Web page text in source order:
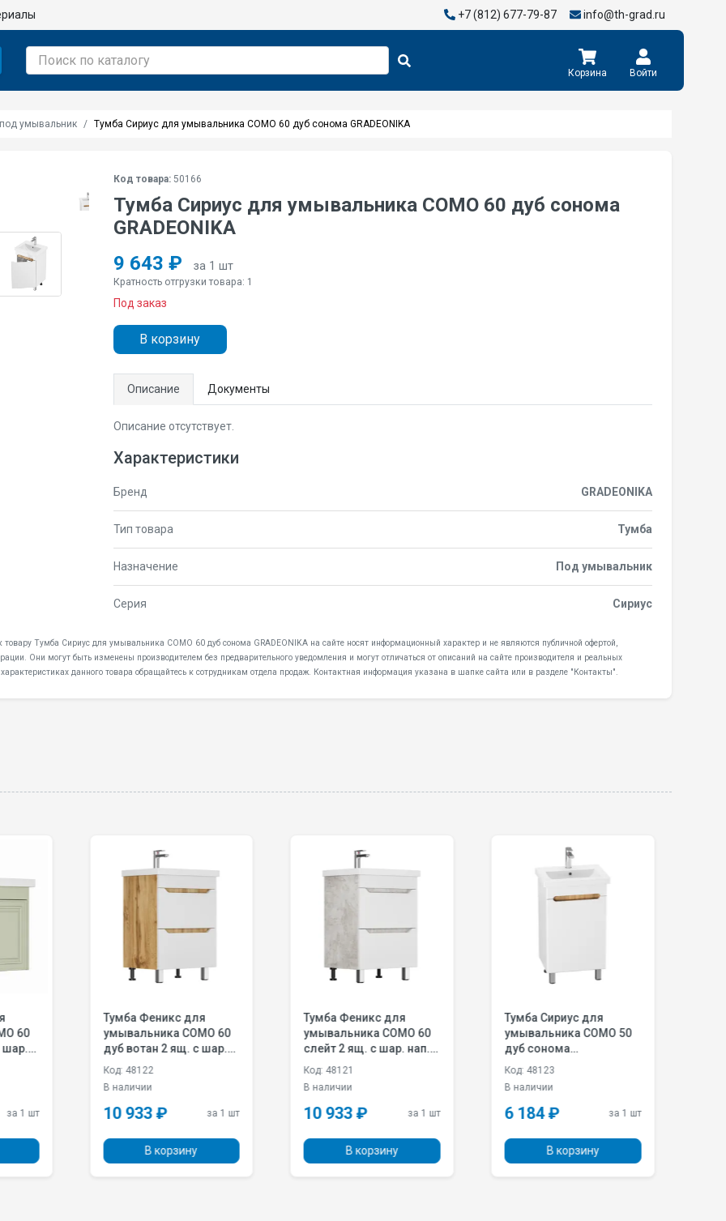
+7 (812) 677-79-87 info@th-grad.ru
Корзина Войти
умывальник Тумба Сириус для умывальника COMO 60 дуб сонома GRADEONIKA
Код товара:50166
Тумба Сириус для умывальника COMO 60 дуб сонома
GRADEONIKA
9 643 ₽
за 1 шт
Кратность отгрузки товара: 1
Под заказ
В корзину
Описание Документы
Описание отсутствует.
Характеристики
Бренд GRADEONIKA
Тип товара Тумба
Назначение Под умывальник
Серия Сириус
товару Тумба Сириус для умывальника COMO 60 дуб сонома GRADEONIKA на сайте носят информационный характер и не являются публичной офертой,
Они могут быть изменены производителем без предварительного уведомления и могут отличаться от описаний на сайте производителя и реальных
данного товара обращайтесь к сотрудникам отдела продаж. Контактная информация указана в шапке сайта или в разделе "Контакты".
для
СОМO 60
с шар.
за 1 шт
Тумба Феникс для
умывальника СОМO 60
слейт 2 ящ. с шар. нап.
350 мм с доводчиком
Код: 48121
В наличии
10 933 ₽ за 1 шт
В корзину
Тумба Сириус для
умывальника COMO 50
дуб сонома
GRADEONIKA
Код: 48123
В наличии
6 184 ₽ за 1 шт
В корзину
Тумба Пандора для
умывальника COMO 60
тортора скрытый ящик,
подвесная, ручка
GRADEONIKA
Код: 48349
В наличии
13 722 ₽ за 1 шт
В корзину